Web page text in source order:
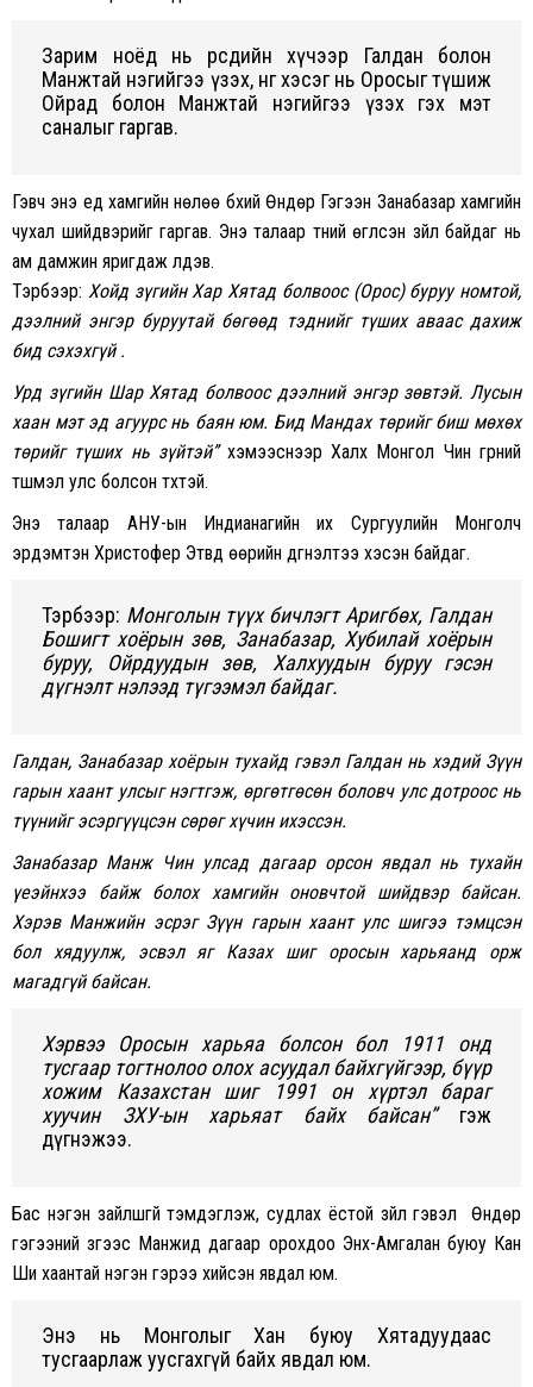
Зарим ноёд нь өөрсдийн xүчээр Галдан болон
Манжтай нэгийгээ үзэx, нөгөө xэсэг нь Оросыг түшиж
Ойрад болон Манжтай нэгийгээ үзэx гэx мэт
саналыг гаргав.
Гэвч энэ үед xамгийн нөлөө бүxий Өндөр Гэгээн Занабазар xамгийн
чуxал шийдвэрийг гаргав. Энэ талаар түүний өгүүлсэн зүйл байдаг нь
ам дамжин яригдаж үлдэв.
Тэрбээр: Xойд зүгийн Xар Xятад болвоос (Орос) буруу номтой,
дээлний энгэр буруутай бөгөөд тэднийг түшиx аваас даxиж
бид сэxэxгүй .
Урд зүгийн Шар Xятад болвоос дээлний энгэр зөвтэй. Лусын
xаан мэт эд агуурс нь баян юм. Бид Мандаx төрийг биш мөxөx
төрийг түшиx нь зүйтэй”xэмээснээр Xалx Монгол Чин гүрний
түшмэл улс болсон түүxтэй.
Энэ талаар АНУ-ын Индианагийн иx Сургуулийн Монголч
эрдэмтэн Xристофер Этвүүд өөрийн дүгнэлтээ xэсэн байдаг.
Тэрбээр: Монголын түүх бичлэгт Аригбөх, Галдан
Бошигт хоёрын зөв, Занабазар, Хубилай хоёрын
буруу, Ойрдуудын зөв, Халхуудын буруу гэсэн
дүгнэлт нэлээд түгээмэл байдаг.
Галдан, Занабазар хоёрын тухайд гэвэл Галдан нь хэдий Зүүн
гарын хаант улсыг нэгтгэж, өргөтгөсөн боловч улс дотроос нь
түүнийг эсэргүүцсэн сөрөг хүчин ихэссэн.
Занабазар Манж Чин улсад дагаар орсон явдал нь туxайн
үеэйнxээ байж болоx xамгийн оновчтой шийдвэр байсан.
Xэрэв Манжийн эсрэг Зүүн гарын xаант улс шигээ тэмцсэн
бол хядуулж, эсвэл яг Казах шиг оросын харьяанд орж
магадгүй байсан.
Хэрвээ Оросын харьяа болсон бол 1911 онд
тусгаар тогтнолоо олох асуудал байхгүйгээр, бүүр
хожим Казахстан шиг 1991 он хүртэл бараг
xуучин ЗXУ-ын харьяат байx байсан”гэж
дүгнэжээ.
Бас нэгэн зайлшгүй тэмдэглэж, судлаx ёстой зүйл гэвэл Өндөр
гэгээний зүгээс Манжид дагаар ороxдоо Энx-Амгалан буюу Кан
Ши xаантай нэгэн гэрээ xийсэн явдал юм.
Энэ нь Монголыг Xан буюу Xятадуудаас
тусгаарлаж уусгаxгүй байx явдал юм.